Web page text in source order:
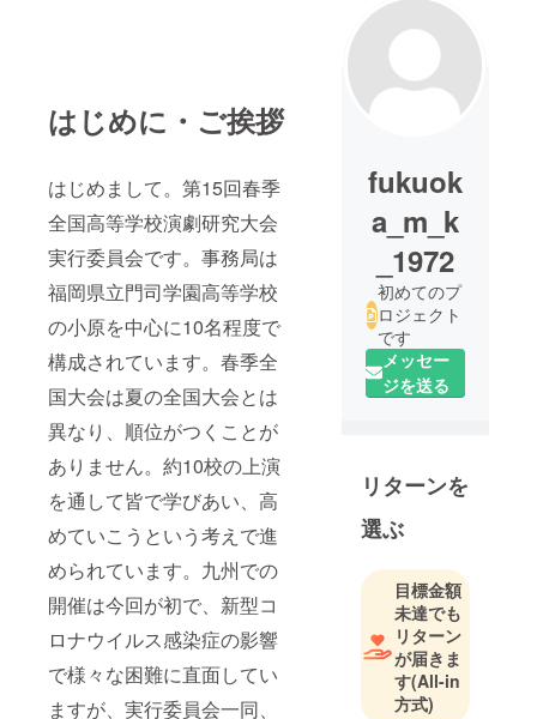
はじめに・ご挨拶
はじめまして。第15回春季
全国高等学校演劇研究大会
実行委員会です。事務局は
福岡県立門司学園高等学校
の小原を中心に10名程度で
構成されています。春季全
国大会は夏の全国大会とは
異なり、順位がつくことが
ありません。約10校の上演
を通して皆で学びあい、高
めていこうという考えで進
められています。九州での
開催は今回が初で、新型コ
ロナウイルス感染症の影響
で様々な困難に直面してい
ますが、実行委員会一同、
fukuok
a_m_k
_1972
初めてのプ
ロジェクト
です
メッセー
ジを送る
リターンを
選ぶ
目標金額
未達でも
リターン
が届きま
す(All-in
方式)